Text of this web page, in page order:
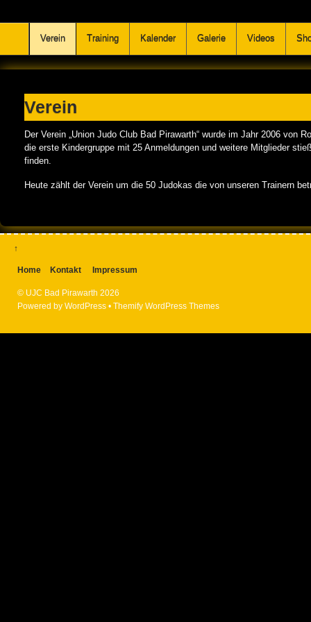
UJC Bad Pirawarth
Verein Training Kalender Galerie Videos
Verein
Der Verein „Union Judo Club Bad Pirawarth“ wurde im Jahr 2006
die erste Kindergruppe mit 25 Anmeldungen und weitere Mitglieder
finden.
Heute zählt der Verein um die 50 Judokas die von unseren Trainern
↑
Home Kontakt Impressum
© UJC Bad Pirawarth 2026
Powered by WordPress • Themify WordPress Themes